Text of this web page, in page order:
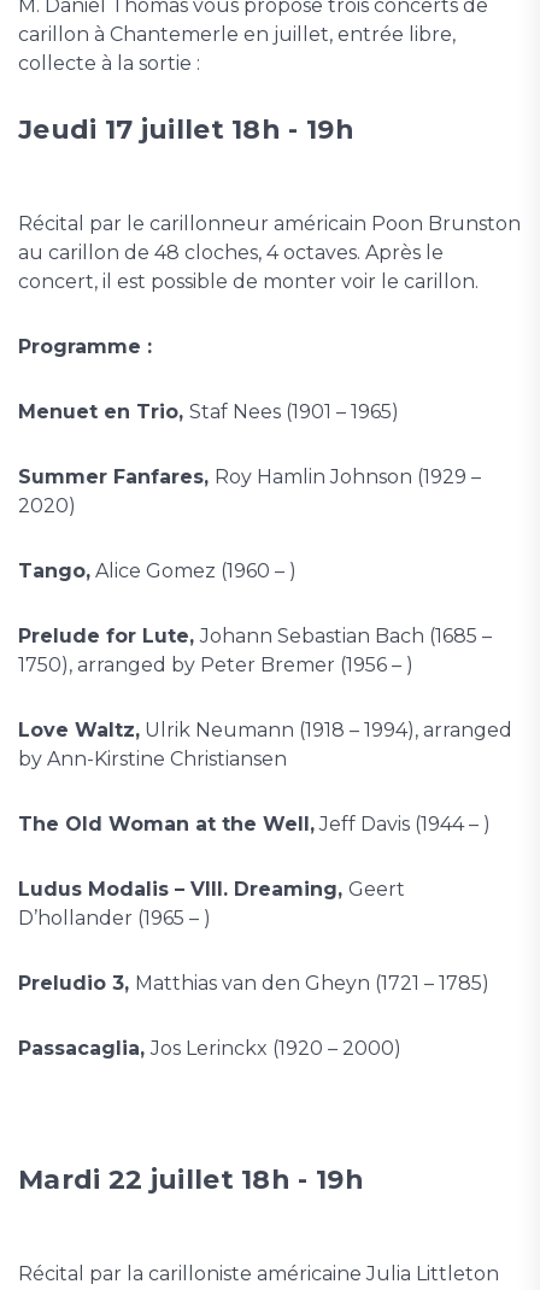
M. Daniel Thomas vous propose trois concerts de
carillon à Chantemerle en juillet, entrée libre,
collecte à la sortie :
Jeudi 17 juillet 18h - 19h
Récital par le carillonneur américain Poon Brunston
au carillon de 48 cloches, 4 octaves. Après le
concert, il est possible de monter voir le carillon.
Programme :
Menuet en Trio, Staf Nees (1901 – 1965)
Summer Fanfares, Roy Hamlin Johnson (1929 –
2020)
Tango, Alice Gomez (1960 – )
Prelude for Lute,Johann Sebastian Bach (1685 –
1750), arranged by Peter Bremer (1956 – )
Love Waltz, Ulrik Neumann (1918 – 1994), arranged
by Ann-Kirstine Christiansen
The Old Woman at the Well,Jeff Davis (1944 – )
Ludus Modalis – VIII. Dreaming, Geert
D’hollander (1965 – )
Preludio 3, Matthias van den Gheyn (1721 – 1785)
Passacaglia,Jos Lerinckx (1920 – 2000)
Mardi 22 juillet 18h - 19h
Récital par la carilloniste américaine Julia Littleton